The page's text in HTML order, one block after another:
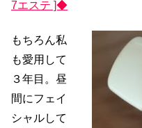
7エステ ]◆
もちろん私
も愛用して
３年目。昼
間にフェイ
シャルして